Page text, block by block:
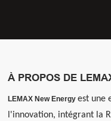
À PROPOS DE
LEMAX New Energy est une
l'innovation, intégrant la